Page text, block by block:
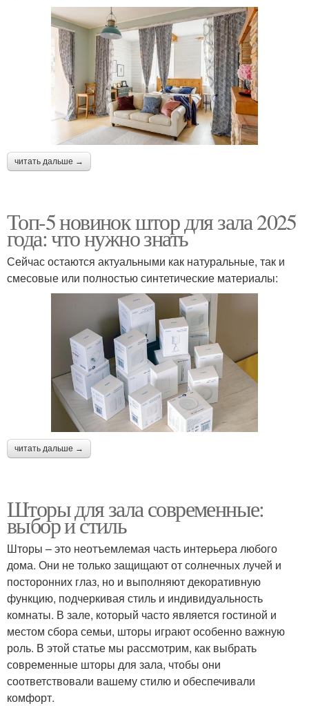
читать дальше →
Топ-5 новинок штор для зала 2025
года: что нужно знать
Сейчас остаются актуальными как натуральные, так и
смесовые или полностью синтетические материалы:
читать дальше →
Шторы для зала современные:
выбор и стиль
Шторы – это неотъемлемая часть интерьера любого
дома. Они не только защищают от солнечных лучей и
посторонних глаз, но и выполняют декоративную
функцию, подчеркивая стиль и индивидуальность
комнаты. В зале, который часто является гостиной и
местом сбора семьи, шторы играют особенно важную
роль. В этой статье мы рассмотрим, как выбрать
современные шторы для зала, чтобы они
соответствовали вашему стилю и обеспечивали
комфорт.